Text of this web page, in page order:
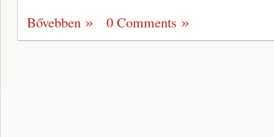
Bővebben
0 Comments